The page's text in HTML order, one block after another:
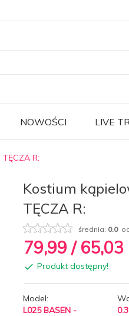
NOWOŚCI LIVE
R:
Kostium
TĘCZA R:
średnia: 0.0
79,99 / 65,03
Produkt dostępny!
Model:
L025 BASEN -
0.3